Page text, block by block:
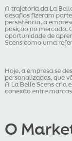
A trajetória da La
desafios fizeram
persistência, a
posição no mercado.
oportunidade de
Scens como uma
Hoje, a empresa se
personalizadas, que
A La Belle Scens cria
conexão entre
O